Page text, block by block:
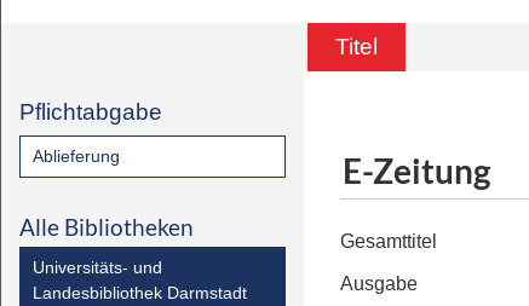
Titel
Pflichtabgabe
Ablieferung
Alle Bibliotheken
Universitäts- und
Landesbibliothek Darmstadt
E-Zeitung
Gesamttitel
Ausgabe